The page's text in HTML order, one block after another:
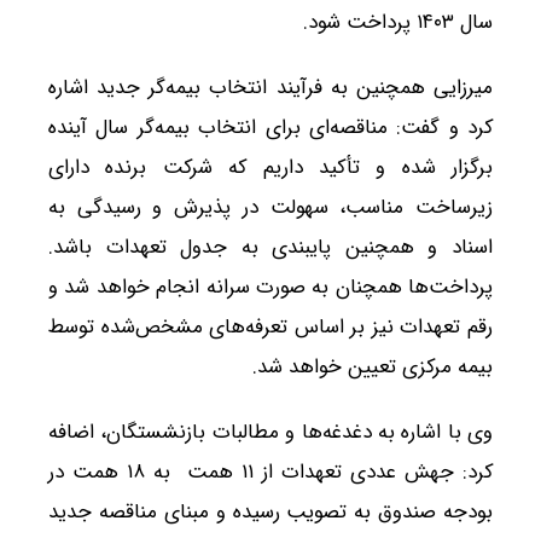
سال ۱۴۰۳ پرداخت شود.
میرزایی همچنین به فرآیند انتخاب بیمه‌گر جدید اشاره
کرد و گفت: مناقصه‌ای برای انتخاب بیمه‌گر سال آینده
برگزار شده و تأکید داریم که شرکت برنده دارای
زیرساخت مناسب، سهولت در پذیرش و رسیدگی به
اسناد و همچنین پایبندی به جدول تعهدات باشد.
پرداخت‌ها همچنان به صورت سرانه انجام خواهد شد و
رقم تعهدات نیز بر اساس تعرفه‌های مشخص‌شده توسط
بیمه مرکزی تعیین خواهد شد.
وی با اشاره به دغدغه‌ها و مطالبات بازنشستگان، اضافه
کرد: جهش عددی تعهدات از ۱۱ همت به ۱۸ همت در
بودجه صندوق به تصویب رسیده و مبنای مناقصه جدید